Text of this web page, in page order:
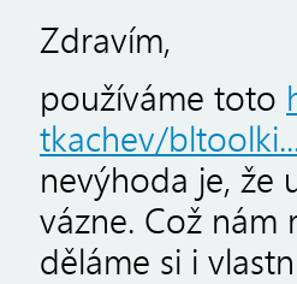
Zdravím,
používáme toto
tkachev/
nevýhoda je, že
vázne. Což nám
děláme si i